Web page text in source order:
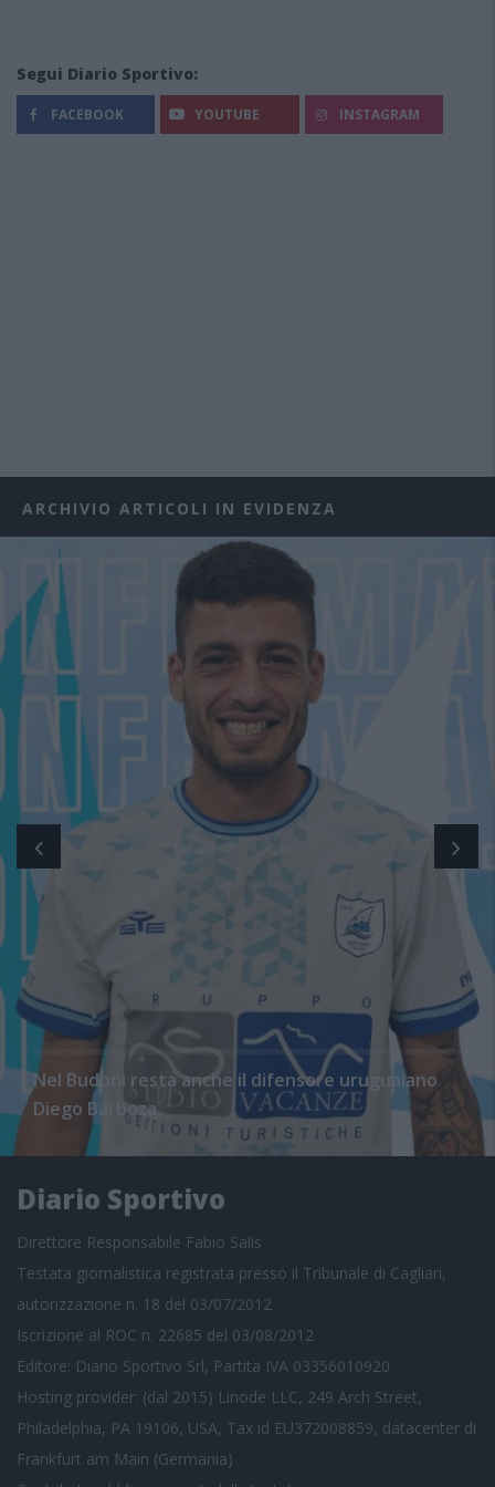
Segui Diario Sportivo:
FACEBOOK YOUTUBE INSTAGRAM
ARCHIVIO ARTICOLI IN EVIDENZA
Nel Budoni resta anche il difensore uruguaiano
Diego Barboza
Diario Sportivo
Direttore Responsabile Fabio Salis
Testata giornalistica registrata presso il Tribunale di Cagliari,
autorizzazione n. 18 del 03/07/2012
Iscrizione al ROC n. 22685 del 03/08/2012
Editore: Diario Sportivo Srl, Partita IVA 03356010920
Hosting provider: (dal 2015) Linode LLC, 249 Arch Street,
Philadelphia, PA 19106, USA, Tax id EU372008859, datacenter di
Frankfurt am Main (Germania)